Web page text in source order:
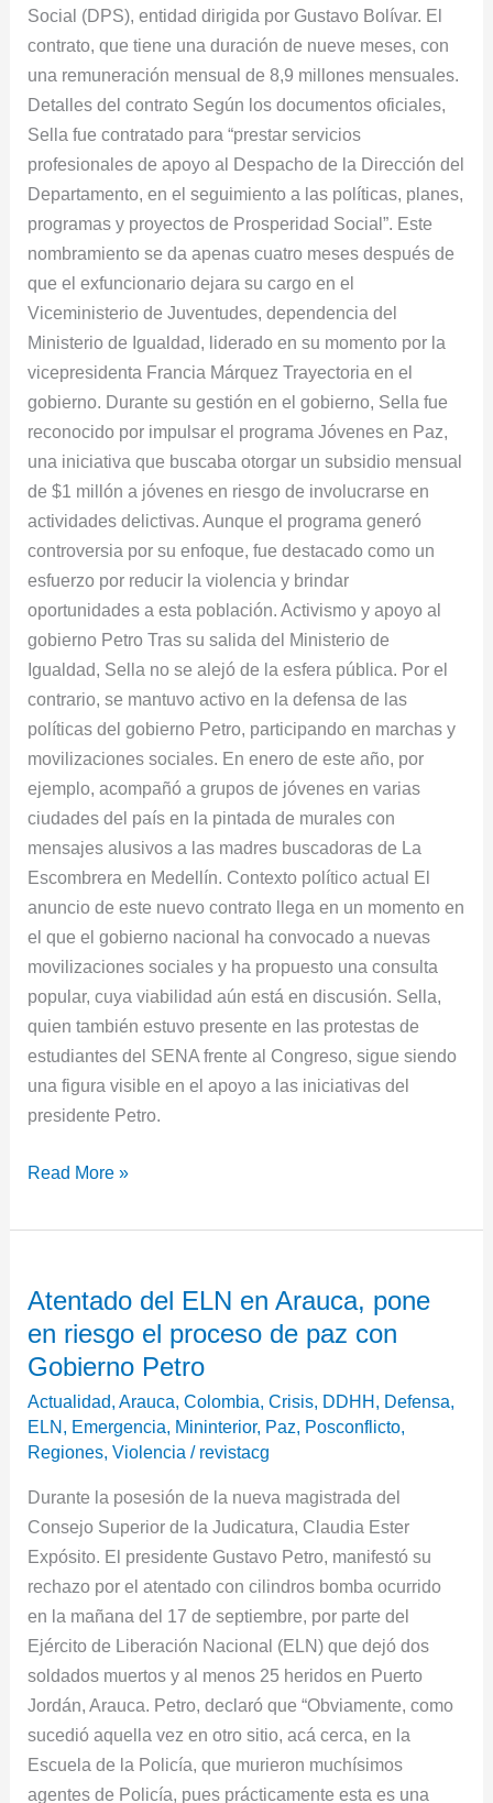
Social (DPS), entidad dirigida por Gustavo Bolívar. El
contrato, que tiene una duración de nueve meses, con
una remuneración mensual de 8,9 millones mensuales.
Detalles del contrato Según los documentos oficiales,
Sella fue contratado para “prestar servicios
profesionales de apoyo al Despacho de la Dirección del
Departamento, en el seguimiento a las políticas, planes,
programas y proyectos de Prosperidad Social”. Este
nombramiento se da apenas cuatro meses después de
que el exfuncionario dejara su cargo en el
Viceministerio de Juventudes, dependencia del
Ministerio de Igualdad, liderado en su momento por la
vicepresidenta Francia Márquez Trayectoria en el
gobierno. Durante su gestión en el gobierno, Sella fue
reconocido por impulsar el programa Jóvenes en Paz,
una iniciativa que buscaba otorgar un subsidio mensual
de $1 millón a jóvenes en riesgo de involucrarse en
actividades delictivas. Aunque el programa generó
controversia por su enfoque, fue destacado como un
esfuerzo por reducir la violencia y brindar
oportunidades a esta población. Activismo y apoyo al
gobierno Petro Tras su salida del Ministerio de
Igualdad, Sella no se alejó de la esfera pública. Por el
contrario, se mantuvo activo en la defensa de las
políticas del gobierno Petro, participando en marchas y
movilizaciones sociales. En enero de este año, por
ejemplo, acompañó a grupos de jóvenes en varias
ciudades del país en la pintada de murales con
mensajes alusivos a las madres buscadoras de La
Escombrera en Medellín. Contexto político actual El
anuncio de este nuevo contrato llega en un momento en
el que el gobierno nacional ha convocado a nuevas
movilizaciones sociales y ha propuesto una consulta
popular, cuya viabilidad aún está en discusión. Sella,
quien también estuvo presente en las protestas de
estudiantes del SENA frente al Congreso, sigue siendo
una figura visible en el apoyo a las iniciativas del
presidente Petro.
desempeñará?
Read More »
Atentado del ELN en Arauca, pone
en riesgo el proceso de paz con
Gobierno Petro
Actualidad,Arauca,Colombia,Crisis, DDHH, Defensa,
ELN, Emergencia, Mininterior, Paz, Posconflicto,
Regiones,Violencia / revistacg
Durante la posesión de la nueva magistrada del
Consejo Superior de la Judicatura, Claudia Ester
Expósito. El presidente Gustavo Petro, manifestó su
rechazo por el atentado con cilindros bomba ocurrido
en la mañana del 17 de septiembre, por parte del
Ejército de Liberación Nacional (ELN) que dejó dos
soldados muertos y al menos 25 heridos en Puerto
Jordán, Arauca. Petro, declaró que “Obviamente, como
sucedió aquella vez en otro sitio, acá cerca, en la
Escuela de la Policía, que murieron muchísimos
agentes de Policía, pues prácticamente esta es una
del
ELN
en
pone
en
el
proceso
de
paz
con
Gobierno
Petro